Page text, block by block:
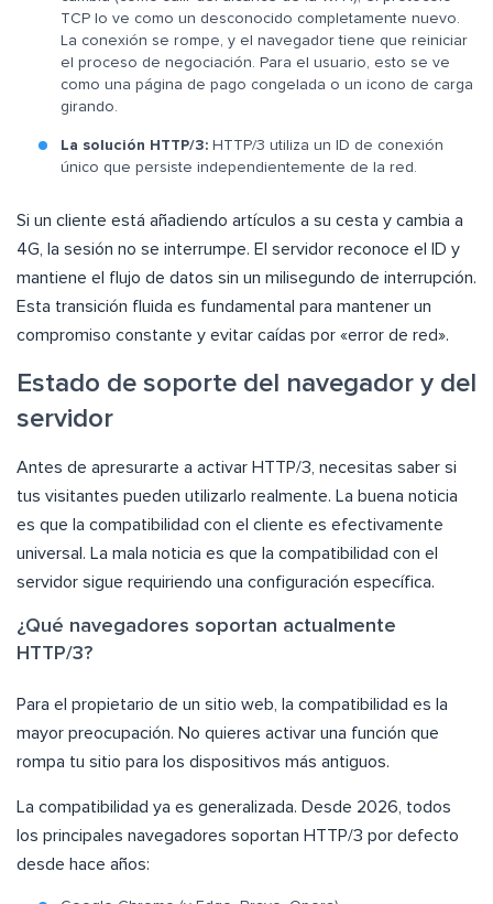
TCP lo ve como un desconocido completamente nuevo.
La conexión se rompe, y el navegador tiene que reiniciar
el proceso de negociación. Para el usuario, esto se ve
como una página de pago congelada o un icono de carga
girando.
La solución HTTP/3: HTTP/3 utiliza un ID de conexión
único que persiste independientemente de la red.
Si un cliente está añadiendo artículos a su cesta y cambia a
4G, la sesión no se interrumpe. El servidor reconoce el ID y
mantiene el flujo de datos sin un milisegundo de interrupción.
Esta transición fluida es fundamental para mantener un
compromiso constante y evitar caídas por «error de red».
Estado de soporte del navegador y del
servidor
Antes de apresurarte a activar HTTP/3, necesitas saber si
tus visitantes pueden utilizarlo realmente. La buena noticia
es que la compatibilidad con el cliente es efectivamente
universal. La mala noticia es que la compatibilidad con el
servidor sigue requiriendo una configuración específica.
¿Qué navegadores soportan actualmente
HTTP/3?
Para el propietario de un sitio web, la compatibilidad es la
mayor preocupación. No quieres activar una función que
rompa tu sitio para los dispositivos más antiguos.
La compatibilidad ya es generalizada. Desde 2026, todos
los principales navegadores soportan HTTP/3 por defecto
desde hace años: